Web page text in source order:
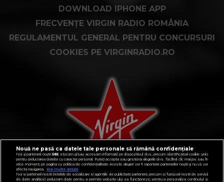
DOWNLOAD IPHONE APP
FRECVENȚE VIRGIN RADIO ROMÂNIA
REGULAMENTUL GENERAL PENTRU CONCURSURI
COOKIES PE VIRGINRADIO.RO
Nouă ne pasă ca datele tale personale să rămână confidențiale
Noi și partenerii noștri585 stocăm și/sau accesăm informații pe dispozitivul dvs., precum identificatorii cookie unici
pentru prelucrarea datelor cu caracter personal. Puteți accepta sau gestiona alegerile dvs. făcând clic mai jos sau în
orice moment, pe pagina cu politica de confidențialitate. Aceste alegeri vor fi raportate partenerilor noștri și nu vă vor
afecta navigarea.
Mai multe detalii
Noi si partenerii nostri (retelele de socializare si agentiile de publicitate partenere, precum si furnizorii nostri de servicii
de date analitice) prelucram date pentru a permite website-ului sa functioneze, pentru a personaliza continutul si